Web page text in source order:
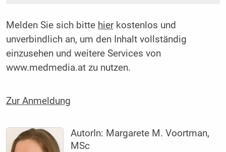
Melden Sie sich bitte hierkostenlos und
unverbindlich an, um den Inhalt vollständig
einzusehen und weitere Services von
www.medmedia.at zu nutzen.
Zur Anmeldung
AutorIn: Margarete M. Voortman,
MSc